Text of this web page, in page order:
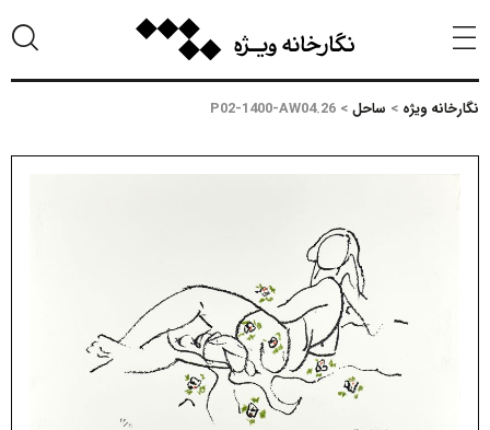
نگارخانه ویژه > ساحل >
P02-1400-AW04.26